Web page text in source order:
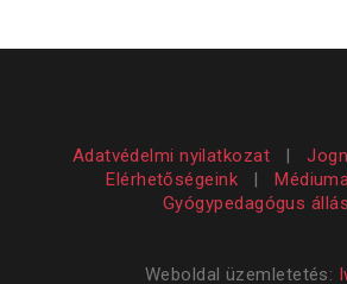
Adatvédelmi nyilatkozat |
Elérhetőségeink |
Gyógypedagógus
Weboldal üzemletetés: